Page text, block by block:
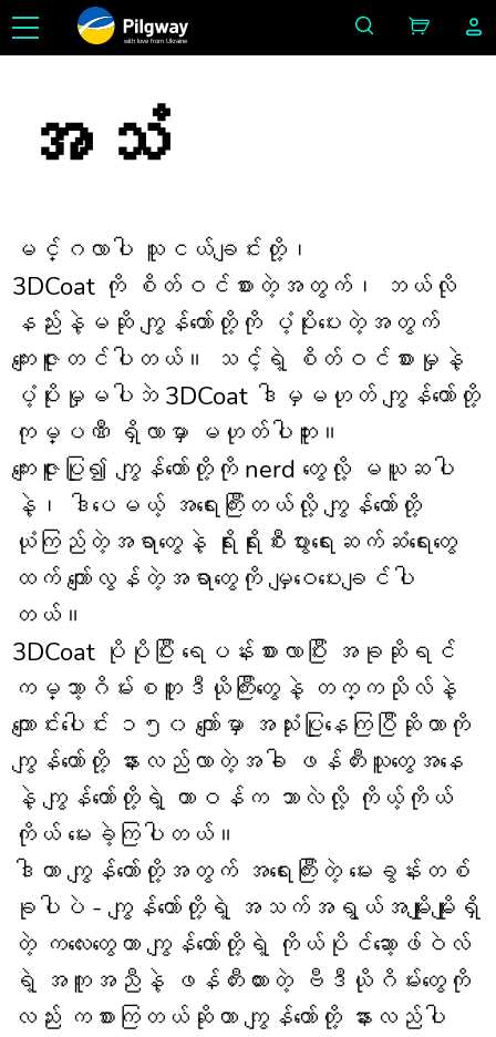
with love from Ukraine
အသံ
မင်္ဂလာပါ သူငယ်ချင်းတို့၊
3DCoat ကို စိတ်ဝင်စားတဲ့အတွက်၊ ဘယ်လို
နည်းနဲ့မဆို ကျွန်တော်တို့ကို ပံ့ပိုးပေးတဲ့အတွက်
ကျေးဇူးတင်ပါတယ်။ သင့်ရဲ့ စိတ်ဝင်စားမှုနဲ့
ပံ့ပိုးမှုမပါဘဲ 3DCoat ဒါမှမဟုတ် ကျွန်တော်တို့
ကုမ္ပဏီ ရှိလာမှာ မဟုတ်ပါဘူး။
ကျေးဇူးပြု၍ ကျွန်တော်တို့ကို nerd တွေလို့ မယူဆပါ
နဲ့၊ ဒါပေမယ့် အရေးကြီးတယ်လို့ ကျွန်တော်တို့
ယုံကြည်တဲ့အရာတွေနဲ့ ရိုးရိုးစီးပွားရေးဆက်ဆံရေးတွေ
ထက် ကျော်လွန်တဲ့အရာတွေကို မျှဝေပေးချင်ပါ
တယ်။
3DCoat ပိုပိုပြီး ရေပန်းစားလာပြီး အခုဆိုရင်
ကမ္ဘာ့ဂိမ်းစတူဒီယိုကြီးတွေနဲ့ တက္ကသိုလ်နဲ့
ကျောင်းပေါင်း ၁၅၀ ကျော်မှာ အသုံးပြုနေကြပြီဆိုတာကို
ကျွန်တော်တို့ နားလည်လာတဲ့အခါ ဖန်တီးသူတွေအနေ
နဲ့ ကျွန်တော်တို့ရဲ့ တာဝန်က ဘာလဲလို့ ကိုယ့်ကိုယ်
ကိုယ် မေးခဲ့ကြပါတယ်။
ဒါဟာ ကျွန်တော်တို့အတွက် အရေးကြီးတဲ့ မေးခွန်းတစ်
ခုပါပဲ - ကျွန်တော်တို့ရဲ့ အသက်အရွယ်အမျိုးမျိုးရှိ
တဲ့ ကလေးတွေဟာ ကျွန်တော်တို့ရဲ့ ကိုယ်ပိုင်ဆော့ဖ်ဝဲလ်
ရဲ့ အကူအညီနဲ့ ဖန်တီးထားတဲ့ ဗီဒီယိုဂိမ်းတွေကို
လည်း ကစားကြတယ်ဆိုတာ ကျွန်တော်တို့ နားလည်ပါ